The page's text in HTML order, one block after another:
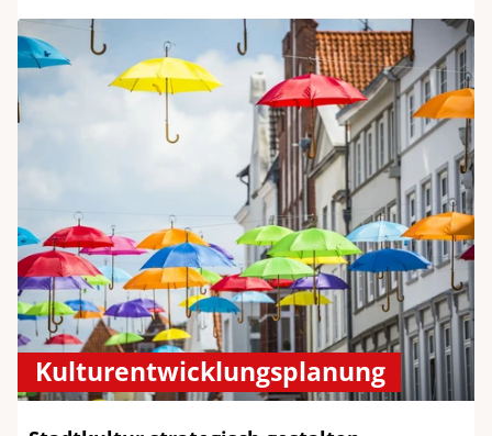
Kulturentwicklungsplanung